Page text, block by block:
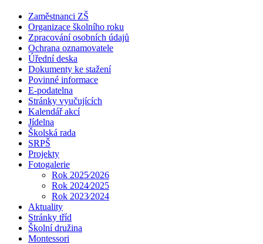
Zaměstnanci ZŠ
Organizace školního roku
Zpracování osobních údajů
Ochrana oznamovatele
Úřední deska
Dokumenty ke stažení
Povinné informace
E-podatelna
Stránky vyučujících
Kalendář akcí
Jídelna
Školská rada
SRPŠ
Projekty
Fotogalerie
Rok 2025⁄2026
Rok 2024⁄2025
Rok 2023⁄2024
Aktuality
Stránky tříd
Školní družina
Montessori